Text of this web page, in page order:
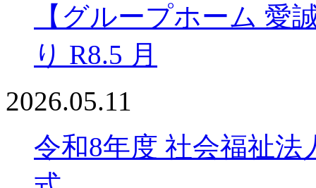
【グループホーム 愛
り R8.5 月
2026.05.11
令和8年度 社会福祉法